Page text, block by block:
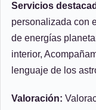
Servicios
personalizada con
de energías
interior,
lenguaje de los
Valoración: